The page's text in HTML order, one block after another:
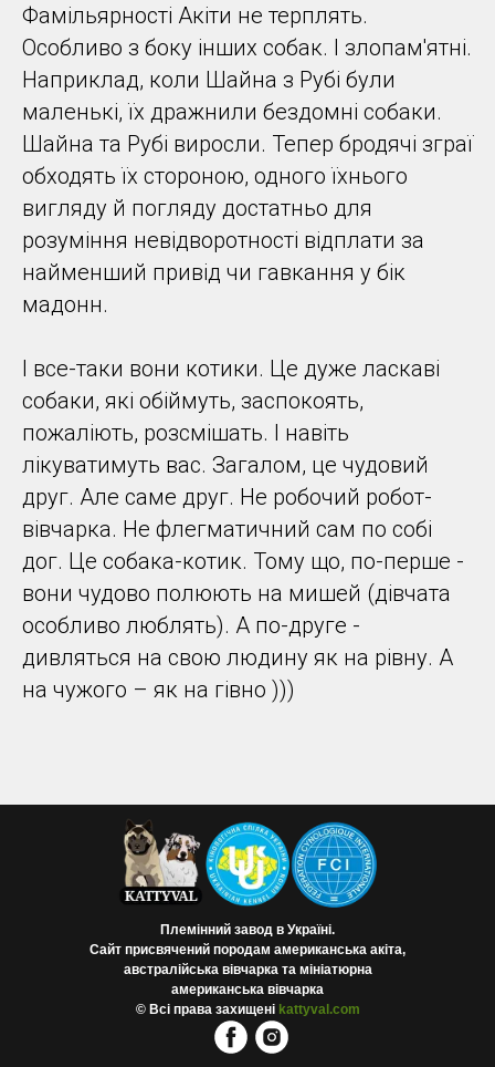
Фамільярності Акіти не терплять.
Особливо з боку інших собак. І злопам'ятні.
Наприклад, коли Шайна з Рубі були
маленькі, їх дражнили бездомні собаки.
Шайна та Рубі виросли. Тепер бродячі зграї
обходять їх стороною, одного їхнього
вигляду й погляду достатньо для
розуміння невідворотності відплати за
найменший привід чи гавкання у бік
мадонн.
І все-таки вони котики. Це дуже ласкаві
собаки, які обіймуть, заспокоять,
пожаліють, розсмішать. І навіть
лікуватимуть вас. Загалом, це чудовий
друг. Але саме друг. Не робочий робот-
вівчарка. Не флегматичний сам по собі
дог. Це собака-котик. Тому що, по-перше -
вони чудово полюють на мишей (дівчата
особливо люблять). А по-друге -
дивляться на свою людину як на рівну. А
на чужого – як на гівно )))
Племінний завод в Україні.
Сайт присвячений породам американська акіта,
австралійська вівчарка та мініатюрна
американська вівчарка
© Всі права захищені kattyval.com